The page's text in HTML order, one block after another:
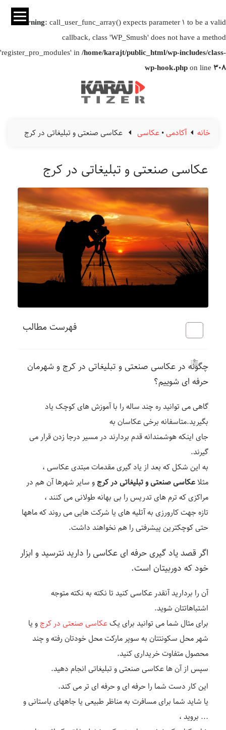
Warning: call_user_func_array() expects parameter 1 to be a valid
callback, class 'WP_Smush' does not have a method
'register_pro_modules' in/home/karajt/public_html/wp-includes/class-
wp-hook.phpon line 308
خانه آکادمی•عکاسی عکاسی صنعتی و تبلیغاتی در کرج
عکاسی صنعتی و تبلیغاتی در کرج
فهرست مطالب
چگونه در عکاسی صنعتی و تبلیغاتی در کرج و شهرمان
حرفه ای شوییم؟
گاهی می توانید ره چند ساله را با آموزش های کوچک یاد
بگیرید.متاسفانه برخی عکاسان به
جای اینکه هوشمندانه قدم بردارند در مسیر درجا زدن قرار می
گیرند.
به این شکل که بعد از یاد گیری مقدمات مبتدی عکاسی ،
مثلاعکاسی صنعتیوتبلیغاتی در کرجو سایر شهرها آن هم در
مراکزی که ترم های تدریس را بی بهانه طولانی می کنند ،
تازه جهت کارورزی به آتلیه های یا شرکت هایی می روند که ماهها
حتی کوچکترین پیشرفتی را هم نخواهند داشت.
اگر قصد یاد گیری حرفه ای عکاسی را دارید نترسید و ابزار
خود که دوربیتان است.
آن را بردارید آنقدر عکاسی کنید تا نکته به نکته متوجه
اشتباهاتتان شوید.
برای مثال شما می توانید برای یکعکاسی صنعتی در کرجو یا
شهر محل سکونتتان به سوپر مارکت محل خودتان رفته و چند
محصول متفاوت خریداری کنید.
سپس از آن ها عکاسی صنعتی و تبلیغاتی انجام دهید.
این کار دست شما را حرفه ای و حرفه ای تر می کند.
یا شاید شما برای مسافرت به مناظر طبیعی یا جاههای باستانی و
… بروید ،